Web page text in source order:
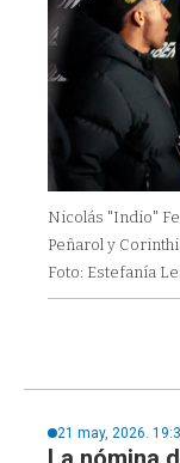
Nicolás "Indio"
Peñarol y
Foto: Estefanía
21 may, 2026.